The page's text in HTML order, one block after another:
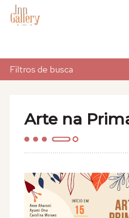
Arte
Eventos
Para Artistas
Para
Filtros de busca
Arte na